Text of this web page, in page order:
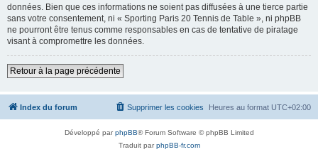
données. Bien que ces informations ne soient pas diffusées à une tierce partie
sans votre consentement, ni « Sporting Paris 20 Tennis de Table », ni phpBB
ne pourront être tenus comme responsables en cas de tentative de piratage
visant à compromettre les données.
Retour à la page précédente
Index du forum Heures au format UTC+02:00
Supprimer les cookies
Développé parphpBB® Forum Software © phpBB Limited
Traduit parphpBB-fr.com